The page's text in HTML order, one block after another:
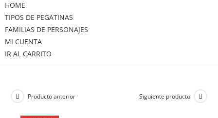
HOME
TIPOS DE PEGATINAS
FAMILIAS DE PERSONAJES
MI CUENTA
IR AL CARRITO
Producto anterior Siguiente producto